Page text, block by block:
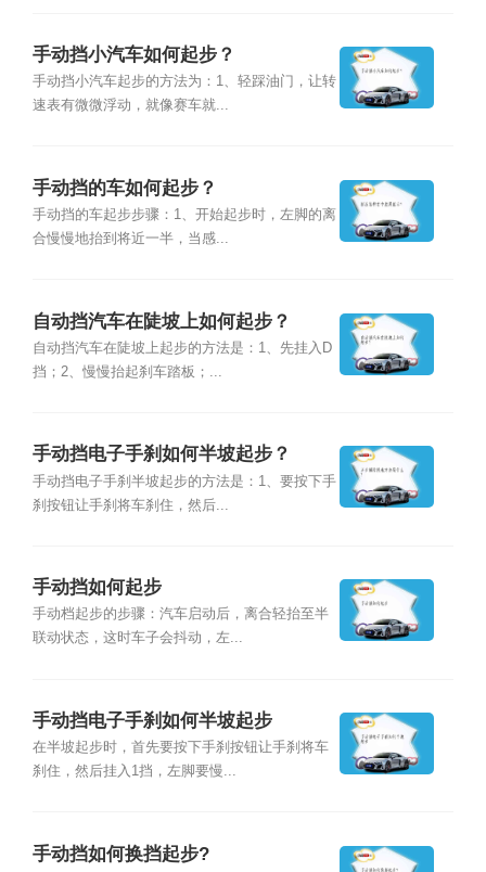
手动挡小汽车如何起步？
手动挡小汽车起步的方法为：1、轻踩油门，让转
速表有微微浮动，就像赛车就...
手动挡的车如何起步？
手动挡的车起步步骤：1、开始起步时，左脚的离
合慢慢地抬到将近一半，当感...
自动挡汽车在陡坡上如何起步？
自动挡汽车在陡坡上起步的方法是：1、先挂入D
挡；2、慢慢抬起刹车踏板；...
手动挡电子手刹如何半坡起步？
手动挡电子手刹半坡起步的方法是：1、要按下手
刹按钮让手刹将车刹住，然后...
手动挡如何起步
手动档起步的步骤：汽车启动后，离合轻抬至半
联动状态，这时车子会抖动，左...
手动挡电子手刹如何半坡起步
在半坡起步时，首先要按下手刹按钮让手刹将车
刹住，然后挂入1挡，左脚要慢...
手动挡如何换挡起步?